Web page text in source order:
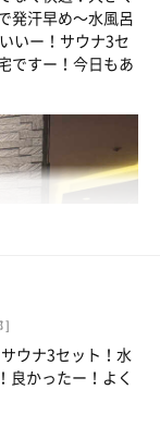
発汗早め〜水風呂
いー！サウナ3セ
ですー！今日もあ
]
ウナ3セット！水
良かったー！よく